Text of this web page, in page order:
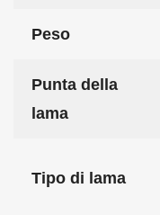
Peso
Punta della
lama
Tipo di lama